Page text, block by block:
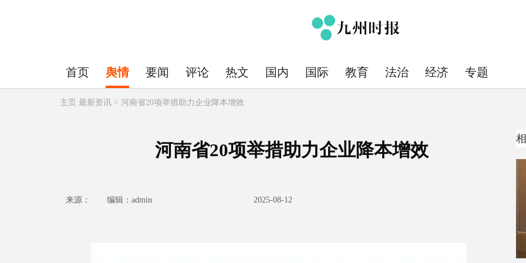
首页 舆情 要闻 评论 热文 国内 国际 教育 法治 经济 专题
主页 最新资讯 > 河南省20项举措助力企业降本增效
河南省20项举措助力企业降本增效
来源： 编辑：admin 2025-08-12